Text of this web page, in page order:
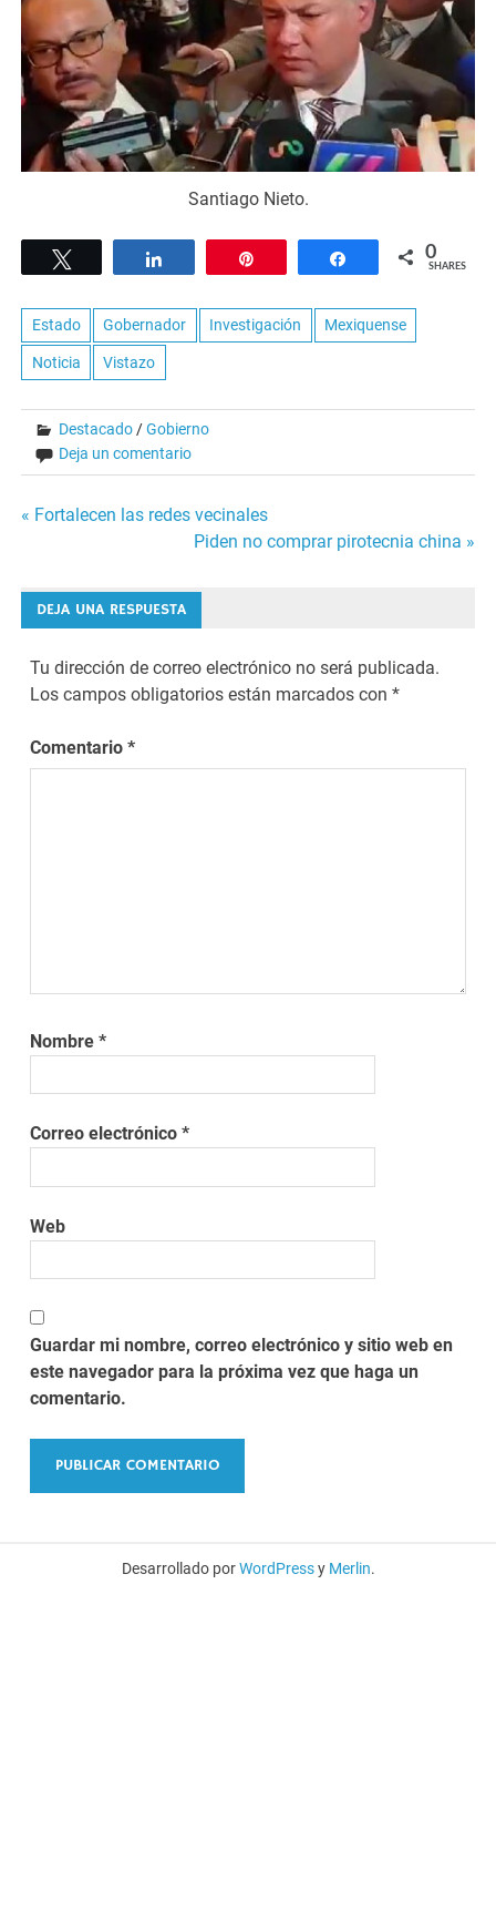
Santiago Nieto.
Share 0
SHARES
Estado Gobernador Investigación Mexiquense
Noticia Vistazo
Destacado /Gobierno
Deja un comentario
Navegación
entradas
« Fortalecen las redes vecinales
Piden no comprar pirotecnia china »
DEJA UNA RESPUESTA
Tu dirección de correo electrónico no será publicada.
Los campos obligatorios están marcados con*
Comentario*
Nombre*
Correo electrónico*
Web
Guardar mi nombre, correo electrónico y sitio web en
este navegador para la próxima vez que haga un
comentario.
Desarrollado porWordPressy Merlin.